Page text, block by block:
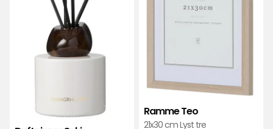
Ramme Teo
21x30 cm Lyst tre